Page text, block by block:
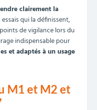
clairement la
essais qui la définissent,
de vigilance lors du
indispensable pour
et adaptés à un usage
M1 et M2 et